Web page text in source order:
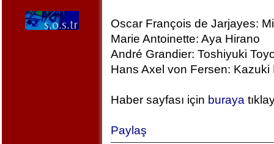
Oscar François de Jarjayes:
Marie Antoinette: Aya Hirano
André Grandier: Toshiyuki
Hans Axel von Fersen: Kazuki
Haber sayfası için buraya
Paylaş